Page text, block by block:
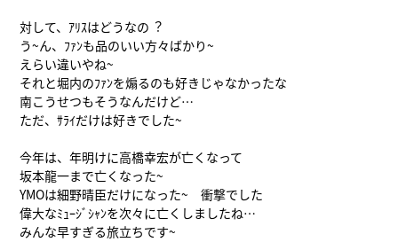
対して、ｱﾘｽはどうなの︖
う~ん、ﾌｧﾝも品のいい方々ばかり~
えらい違いやね~
それと堀内のﾌｧﾝを煽るのも好きじゃなかったな
南こうせつもそうなんだけど…
ただ、ｻﾗｲだけは好きでした~
今年は、年明けに高橋幸宏が亡くなって
坂本龍一まで亡くなった~
YMOは細野晴臣だけになった~ 衝撃でした
偉大なﾐｭｰｼﾞｼｬﾝを次々に亡くしましたね…
みんな早すぎる旅立ちです~